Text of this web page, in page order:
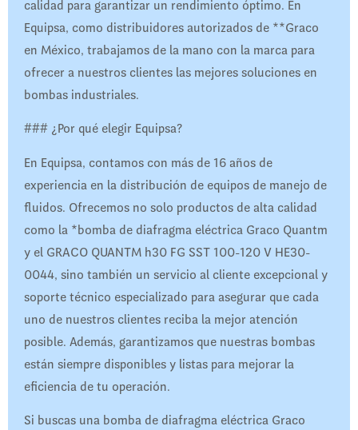
calidad para garantizar un rendimiento óptimo. En
Equipsa, como distribuidores autorizados de **Graco
en México, trabajamos de la mano con la marca para
ofrecer a nuestros clientes las mejores soluciones en
bombas industriales.
### ¿Por qué elegir Equipsa?
En Equipsa, contamos con más de 16 años de
experiencia en la distribución de equipos de manejo de
fluidos. Ofrecemos no solo productos de alta calidad
como la *bomba de diafragma eléctrica Graco Quantm
y el GRACO QUANTM h30 FG SST 100-120 V HE30-
0044, sino también un servicio al cliente excepcional y
soporte técnico especializado para asegurar que cada
uno de nuestros clientes reciba la mejor atención
posible. Además, garantizamos que nuestras bombas
están siempre disponibles y listas para mejorar la
eficiencia de tu operación.
Si buscas una bomba de diafragma eléctrica Graco